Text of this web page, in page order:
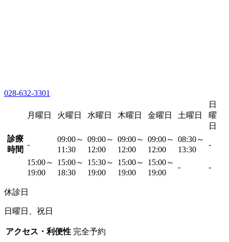
028-632-3301
月曜日 火曜日 水曜日 木曜日 金曜日 土曜日
日
曜
日
診療
時間
-
09:00～
11:30
09:00～
12:00
09:00～
12:00
09:00～
12:00
08:30～
13:30
-
15:00～
19:00
15:00～
18:30
15:30～
19:00
15:00～
19:00
15:00～
19:00
- -
休診日
日曜日、祝日
アクセス・利便性 完全予約